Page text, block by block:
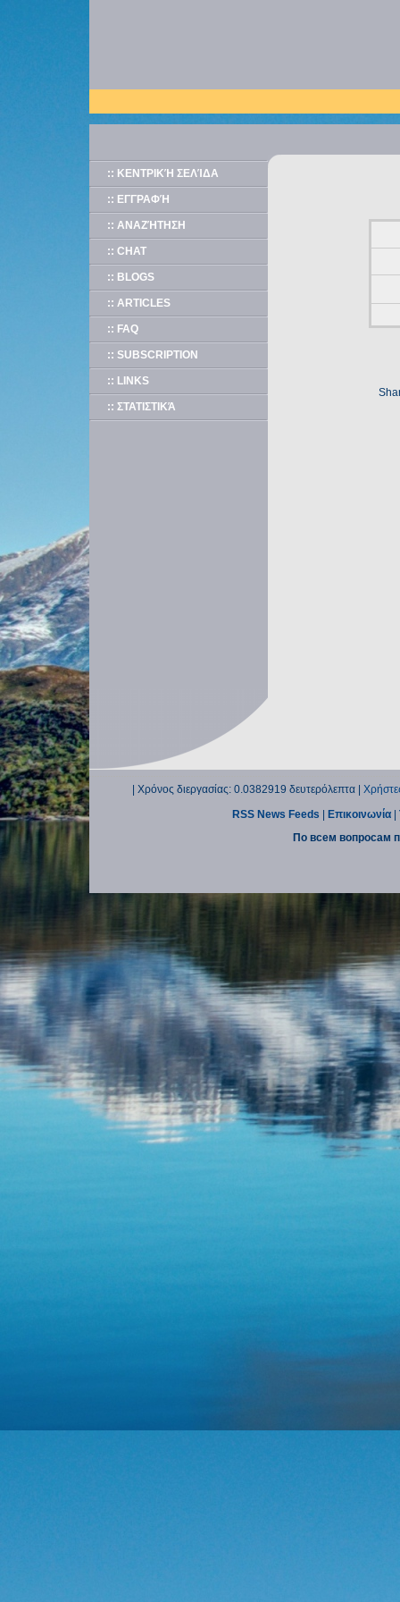
:: ΚΕΝΤΡΙΚΉ ΣΕΛΊΔΑ
:: ΕΓΓΡΑΦΉ
:: ΑΝΑΖΉΤΗΣΗ
:: CHAT
:: BLOGS
:: ARTICLES
:: FAQ
:: SUBSCRIPTION
:: LINKS
:: ΣΤΑΤΙΣΤΙΚΆ
| Χρόνος διεργασίας: 0.0382919 δευτερόλεπτα |
RSS News Feeds
Επικοινωνία
По всем вопросам